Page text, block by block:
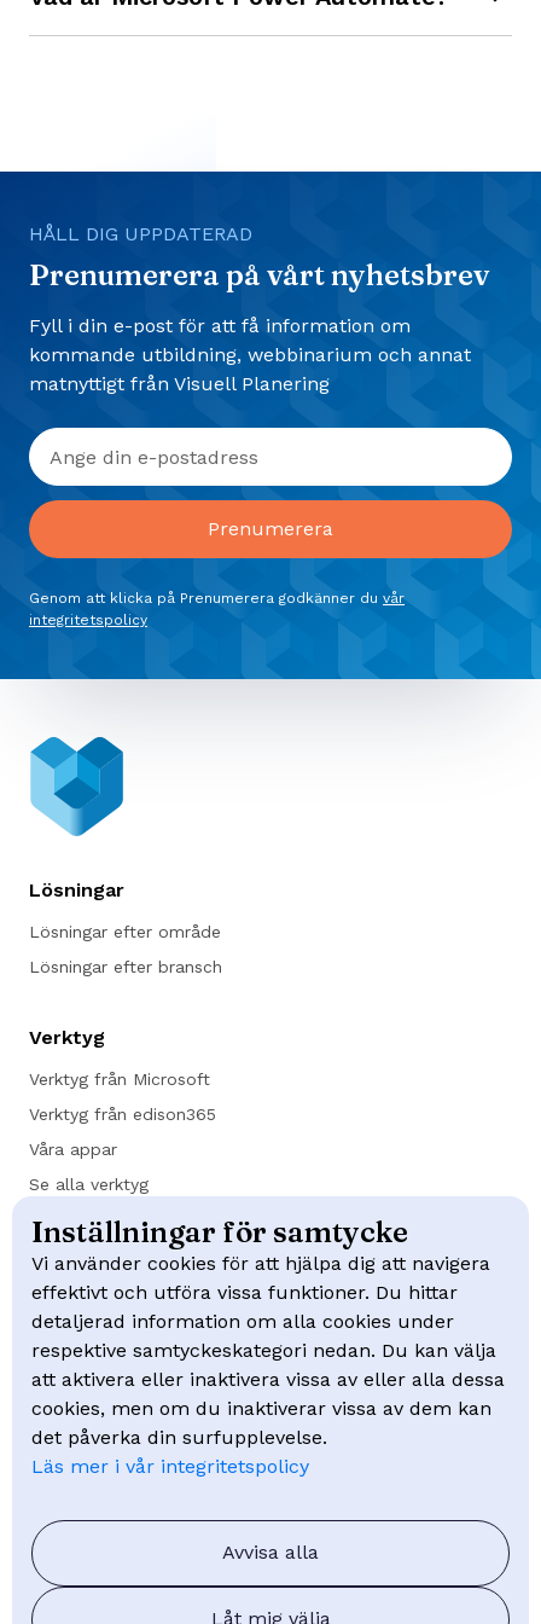
HÅLL DIG UPPDATERAD
Prenumerera på vårt nyhetsbrev
Fyll i din e-post för att få information om
kommande utbildning, webbinarium och annat
matnyttigt från Visuell Planering
Genom att klicka på Prenumerera godkänner du vår
integritetspolicy
Lösningar
Lösningar efter område
Lösningar efter bransch
Verktyg
Verktyg från Microsoft
Verktyg från edison365
Våra appar
Se alla verktyg
Kundcase
Trafikverket
NCC
Swep
Mölndal Energi
Kunskap
Webinar
FAQ - Vanliga frågor
Blogg
Inställningar för samtycke
Vi använder cookies för att hjälpa dig att navigera
effektivt och utföra vissa funktioner. Du hittar
detaljerad information om alla cookies under
respektive samtyckeskategori nedan. Du kan välja
att aktivera eller inaktivera vissa av eller alla dessa
cookies, men om du inaktiverar vissa av dem kan
det påverka din surfupplevelse.
Läs mer i vår integritetspolicy
Avvisa alla
Låt mig välja